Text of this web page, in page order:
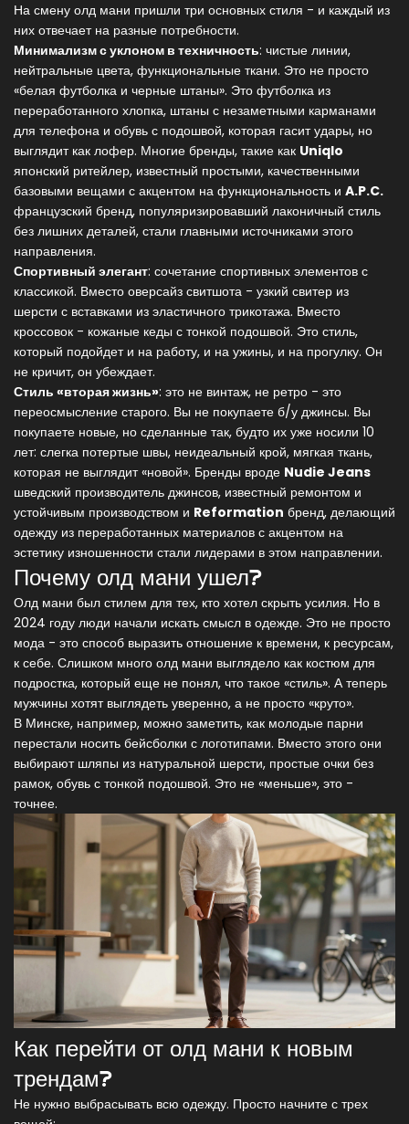
На смену олд мани пришли три основных стиля - и каждый из
них отвечает на разные потребности.
Минимализм с уклоном в техничность: чистые линии,
нейтральные цвета, функциональные ткани. Это не просто
«белая футболка и черные штаны». Это футболка из
переработанного хлопка, штаны с незаметными карманами
для телефона и обувь с подошвой, которая гасит удары, но
выглядит как лофер. Многие бренды, такие как Uniqlo
японский ритейлер, известный простыми, качественными
базовыми вещами с акцентом на функциональность и A.P.C.
французский бренд, популяризировавший лаконичный стиль
без лишних деталей, стали главными источниками этого
направления.
Спортивный элегант: сочетание спортивных элементов с
классикой. Вместо оверсайз свитшота - узкий свитер из
шерсти с вставками из эластичного трикотажа. Вместо
кроссовок - кожаные кеды с тонкой подошвой. Это стиль,
который подойдет и на работу, и на ужины, и на прогулку. Он
не кричит, он убеждает.
Стиль «вторая жизнь»: это не винтаж, не ретро - это
переосмысление старого. Вы не покупаете б/у джинсы. Вы
покупаете новые, но сделанные так, будто их уже носили 10
лет: слегка потертые швы, неидеальный крой, мягкая ткань,
которая не выглядит «новой». Бренды вроде Nudie Jeans
шведский производитель джинсов, известный ремонтом и
устойчивым производством и Reformation бренд, делающий
одежду из переработанных материалов с акцентом на
эстетику изношенности стали лидерами в этом направлении.
Почему олд мани ушел?
Олд мани был стилем для тех, кто хотел скрыть усилия. Но в
2024 году люди начали искать смысл в одежде. Это не просто
мода - это способ выразить отношение к времени, к ресурсам,
к себе. Слишком много олд мани выглядело как костюм для
подростка, который еще не понял, что такое «стиль». А теперь
мужчины хотят выглядеть уверенно, а не просто «круто».
В Минске, например, можно заметить, как молодые парни
перестали носить бейсболки с логотипами. Вместо этого они
выбирают шляпы из натуральной шерсти, простые очки без
рамок, обувь с тонкой подошвой. Это не «меньше», это -
точнее.
Как перейти от олд мани к новым
трендам?
Не нужно выбрасывать всю одежду. Просто начните с трех